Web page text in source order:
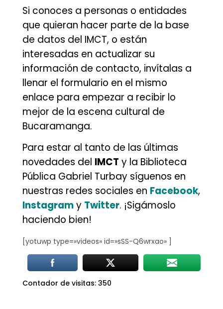
Si conoces a personas o entidades
que quieran hacer parte de la base
de datos del IMCT, o están
interesadas en actualizar su
información de contacto, invítalas a
llenar el formulario en el mismo
enlace para empezar a recibir lo
mejor de la escena cultural de
Bucaramanga.
Para estar al tanto de las últimas
novedades del IMCT y la Biblioteca
Pública Gabriel Turbay síguenos en
nuestras redes sociales en Facebook,
Instagramy Twitter. ¡Sigámoslo
haciendo bien!
[yotuwp type=»videos» id=»sSS-Q6wrxao» ]
Contador de visitas: 350